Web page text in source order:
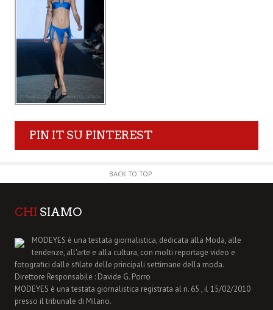
PIN IT SU PINTEREST
BACK TO TOP
CHI SIAMO
MODEYES è una testata giornalistica, dedicata alla Moda, alle
tendenze, all'arte e alla cultura, con molti reportage video e
fotografici dalle sfilate delle principali settimane della moda.
Direttore Responsabile : Davide G. Porro
MODEYES è una testata giornalistica registrata al n. 65 , il 15/02/2010
presso il tribunale di Milano.